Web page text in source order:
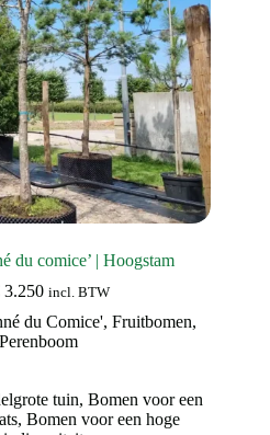
du comice’ | Hoogstam
3.250Prijsklasse:
tot
€ 3.250
incl. BTW
du Comice',Fruitbomen,
Perenboom
tuin, Bomen voor een
, Bomen voor een hoge